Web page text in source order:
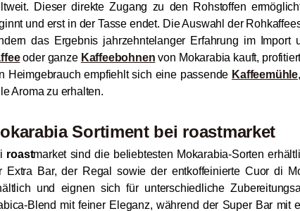
Dieser direkte Zugang zu den Rohstoffen
und erst in der Tasse endet. Die Auswahl der
das Ergebnis jahrzehntelanger Erfahrung im Import
oder ganze Kaffeebohnen von Mokarabia kauft,
Heimgebrauch empfiehlt sich eine passende Kaffeemühle
Aroma zu erhalten.
Sortiment bei roastmarket
roastmarket sind die beliebtesten Mokarabia-Sorten
Extra Bar, der Regal sowie der entkoffeinierte Cuor di
und eignen sich für unterschiedliche
Blend mit feiner Eleganz, während der Super Bar mit